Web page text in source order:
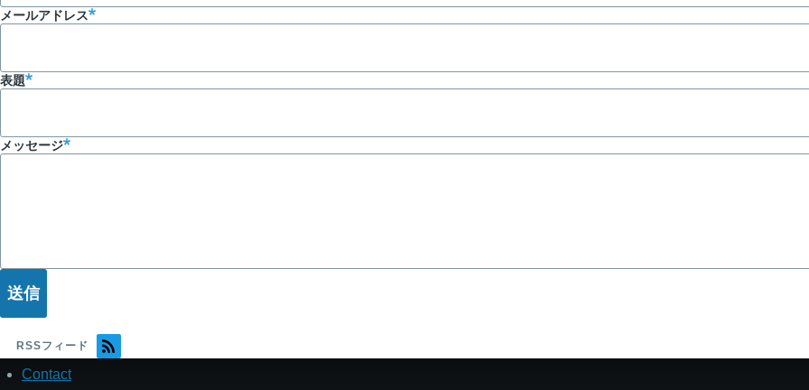
メールアドレス
表題
メッセージ
RSSフィード
フ
Contact